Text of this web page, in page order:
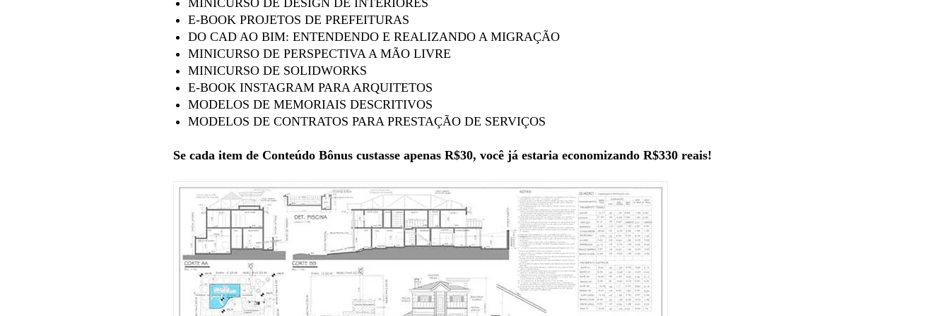
MINICURSO DE DESIGN DE INTERIORES
E-BOOK PROJETOS DE PREFEITURAS
DO CAD AO BIM: ENTENDENDO E REALIZANDO A MIGRAÇÃO
MINICURSO DE PERSPECTIVA A MÃO LIVRE
MINICURSO DE SOLIDWORKS
E-BOOK INSTAGRAM PARA ARQUITETOS
MODELOS DE MEMORIAIS DESCRITIVOS
MODELOS DE CONTRATOS PARA PRESTAÇÃO DE SERVIÇOS
Se cada item de Conteúdo Bônus custasse apenas R$30, você já estaria economizando R$330 reais!